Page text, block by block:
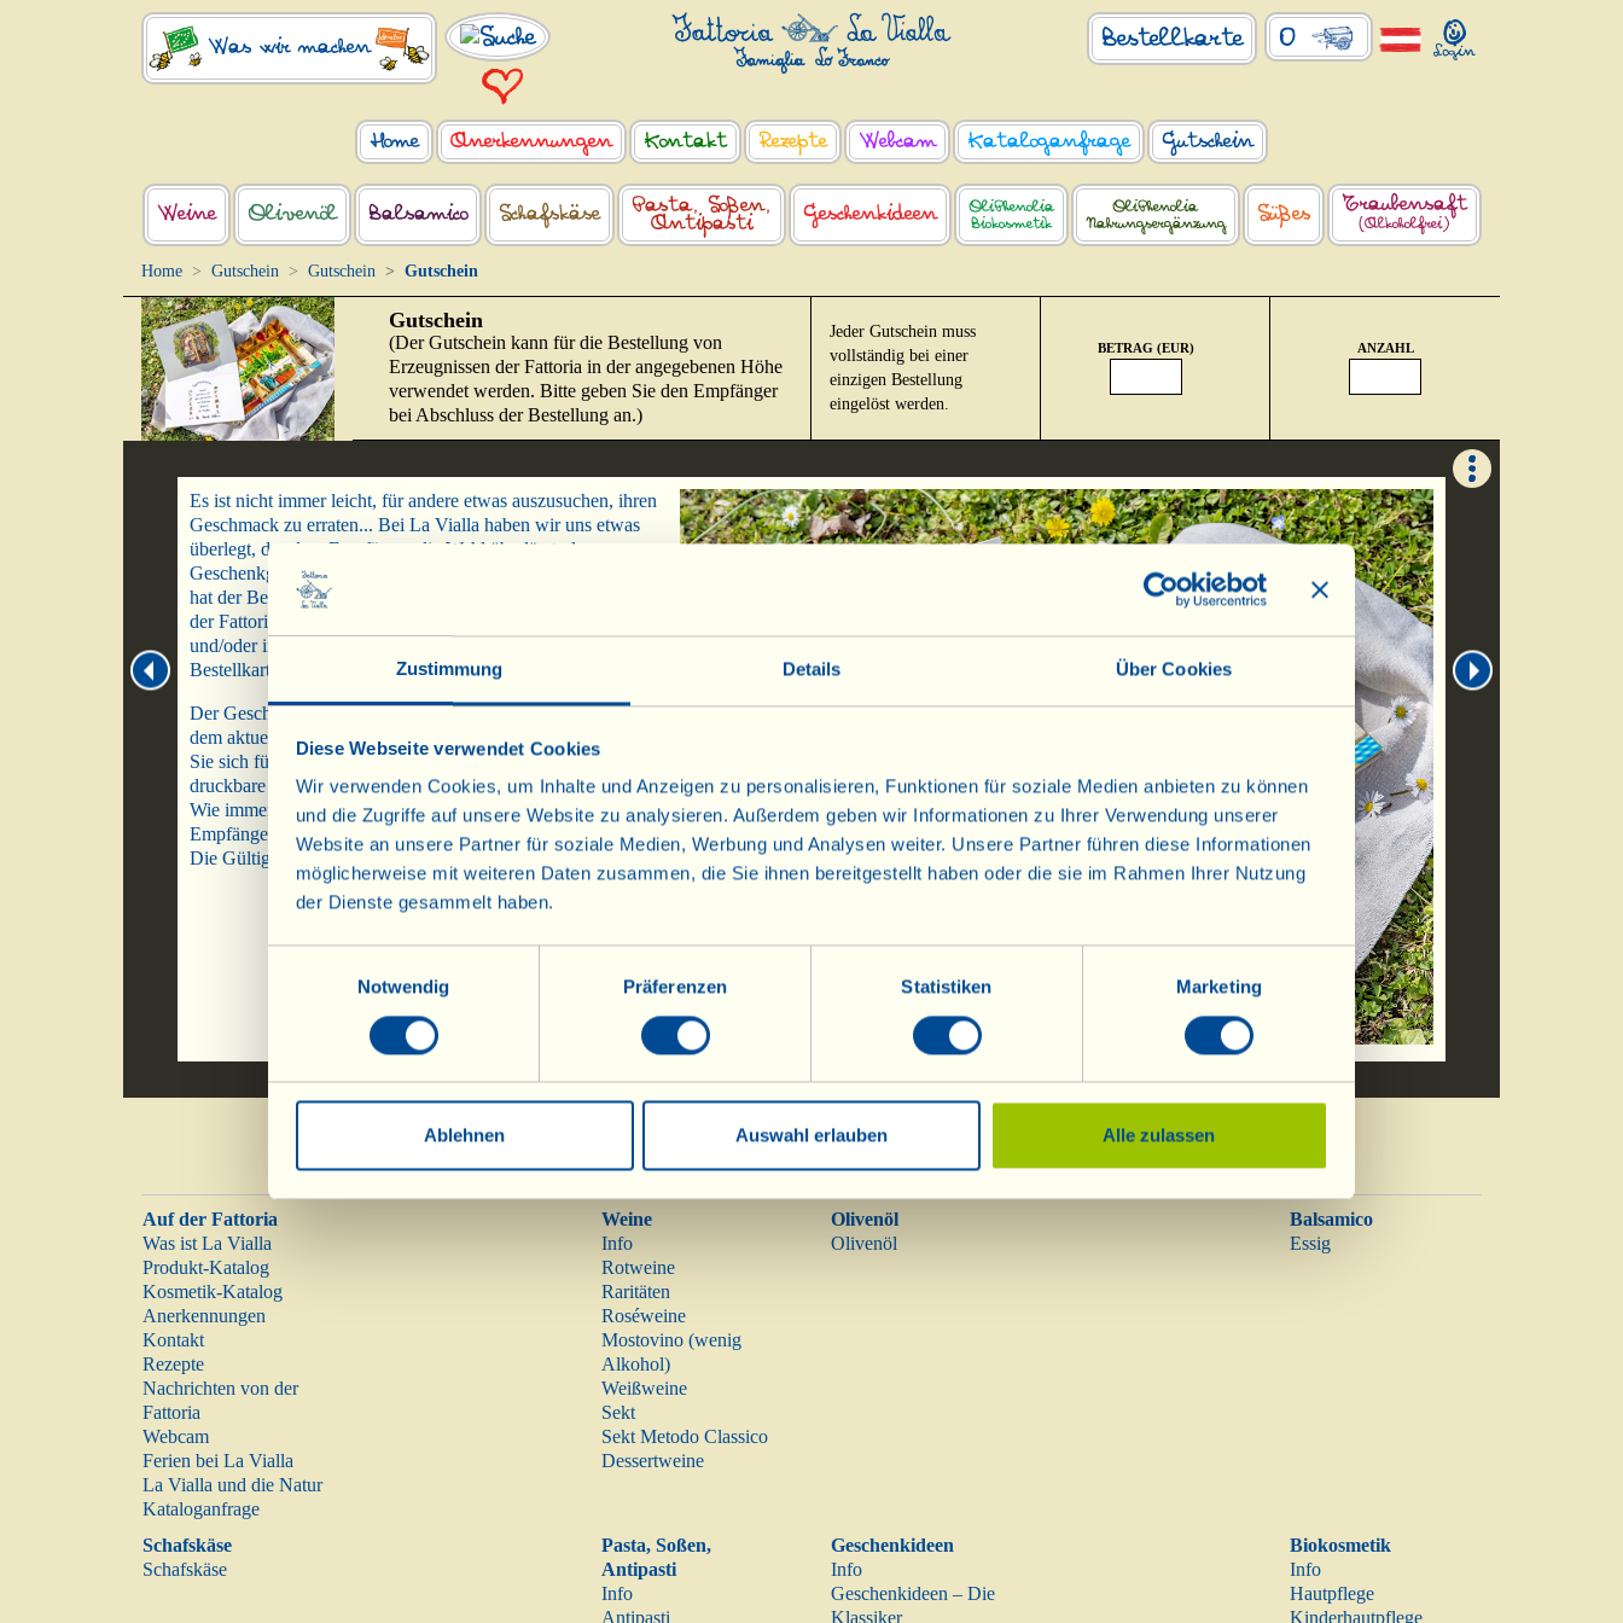
Zustimmung Details Über Cookies
Diese Webseite verwendet Cookies
Wir verwenden Cookies, um Inhalte und Anzeigen zu personalisieren, Funktionen für soziale Medien anbieten zu können
und die Zugriffe auf unsere Website zu analysieren. Außerdem geben wir Informationen zu Ihrer Verwendung unserer
Website an unsere Partner für soziale Medien, Werbung und Analysen weiter. Unsere Partner führen diese Informationen
möglicherweise mit weiteren Daten zusammen, die Sie ihnen bereitgestellt haben oder die sie im Rahmen Ihrer Nutzung
der Dienste gesammelt haben.
Notwendig
Präferenzen Statistiken Marketing
Ablehnen Auswahl erlauben Alle zulassen
Was wir machen 0
Bestellkarte
Home Anerkennungen Kontakt Rezepte Webcam Kataloganfrage Gutschein
Weine Olivenöl Balsamico Schafskäse
Pasta, Soßen,
Antipasti
Geschenkideen
OliPhenolia
Biokosmetik
OliPhenolia
Nahrungsergänzung
Süßes Traubensaft
(Alkoholfrei)
Home Gutschein Gutschein Gutschein
Gutschein
(Der Gutschein kann für die Bestellung von
Erzeugnissen der Fattoria in der angegebenen Höhe
verwendet werden. Bitte geben Sie den Empfänger
bei Abschluss der Bestellung an.)
Jeder Gutschein muss
vollständig bei einer
einzigen Bestellung
eingelöst werden.
BETRAG (EUR) ANZAHL
Es ist nicht immer leicht, für andere etwas auszusuchen, ihren
Geschmack zu erraten... Bei La Vialla haben wir uns etwas
überlegt, das dem Empfänger die Wahl überlässt: den
Geschenkgutschein. Mit dieser etwas anderen Geschenkidee
hat der Beschenkte die Möglichkeit, unter allen Erzeugnissen
der Fattoria zu wählen, die im Prospekt der Erzeugnisse
und/oder im Weihnachtsprospekt bzw. auf der Online-
Bestellkarte aufgeführt sind.
Der Geschenkgutschein in Papierform wird zusammen mit
dem aktuellen Prospekt per Post gesendet. Andernfalls können
Sie sich für den digitalen Gutschein entscheiden, der als
druckbare PDF-Datei per E-Mail verschickt wird.
Wie immer garantieren wir, alle Daten - Ihre und die des
Empfängers - vertraulich zu behandeln.
Die Gültigkeit des Gutscheins beträgt drei Jahre.
Auf der Fattoria
Was ist La Vialla
Produkt-Katalog
Kosmetik-Katalog
Anerkennungen
Kontakt
Rezepte
Nachrichten von der
Fattoria
Webcam
Ferien bei La Vialla
La Vialla und die Natur
Kataloganfrage
Weine
Info
Rotweine
Raritäten
Roséweine
Mostovino (wenig
Alkohol)
Weißweine
Sekt
Sekt Metodo Classico
Dessertweine
Olivenöl
Olivenöl
Balsamico
Essig
Schafskäse
Schafskäse
Pasta, Soßen,
Antipasti
Info
Antipasti
Geschenkideen
Info
Geschenkideen – Die
Klassiker
Biokosmetik
Info
Hautpflege
Kinderhautpflege